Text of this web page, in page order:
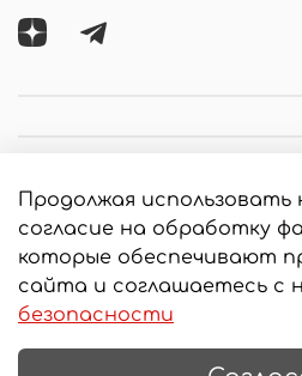
© 2020 Любое использование
письменного разрешения
Продолжая
согласие на обработку
которые обеспечивают
сайта и соглашаетесь с
безопасности